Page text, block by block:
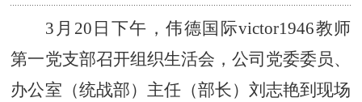
3月20日下午，伟德国际victor1946教师
第一党支部召开组织生活会，公司党委委员、
办公室（统战部）主任（部长）刘志艳到现场